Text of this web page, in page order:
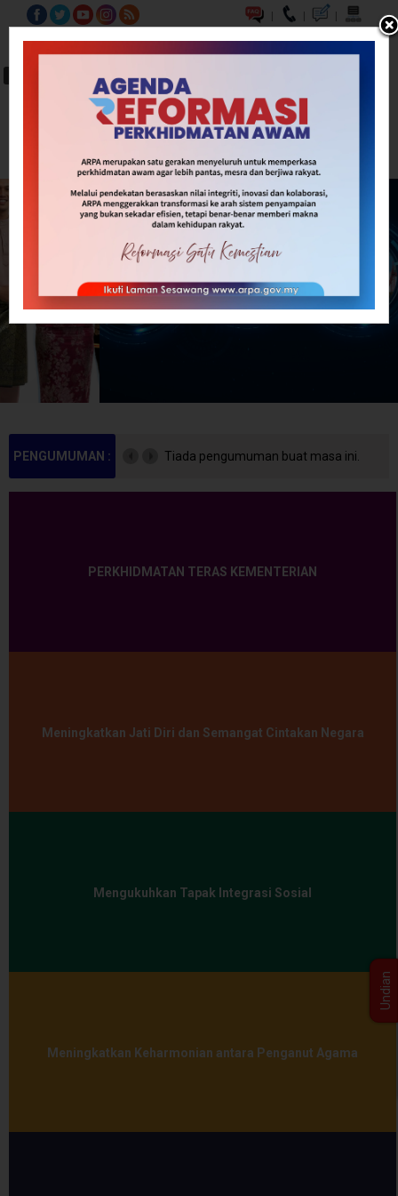
| | |
A- A A+ BM EN
PENGUMUMAN : Tiada pengumuman buat masa ini.
PERKHIDMATAN TERAS KEMENTERIAN
Meningkatkan Jati Diri dan Semangat Cintakan Negara
Mengukuhkan Tapak Integrasi Sosial
Meningkatkan Keharmonian antara Penganut Agama
Undian